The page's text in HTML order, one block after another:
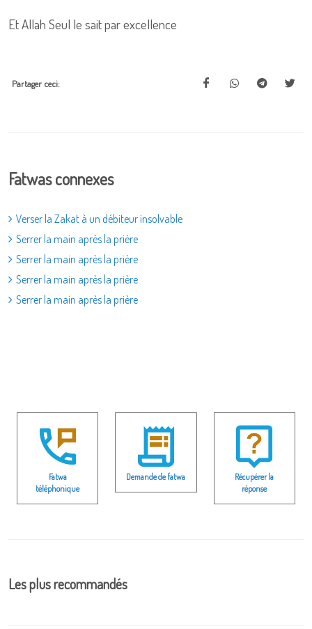
Et Allah Seul le sait par excellence
Partager ceci:
Fatwas connexes
Verser la Zakat à un débiteur insolvable
Serrer la main après la prière
Serrer la main après la prière
Serrer la main après la prière
Serrer la main après la prière
Fatwa
téléphonique
Demande de fatwa
Récupérer la
réponse
Les plus recommandés